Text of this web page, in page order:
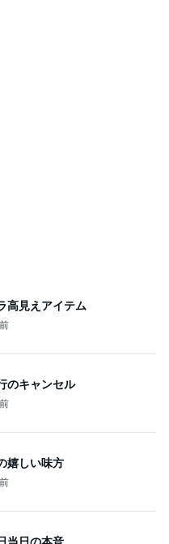
高見えアイテム
のキャンセル
嬉しい味方
当日の本音